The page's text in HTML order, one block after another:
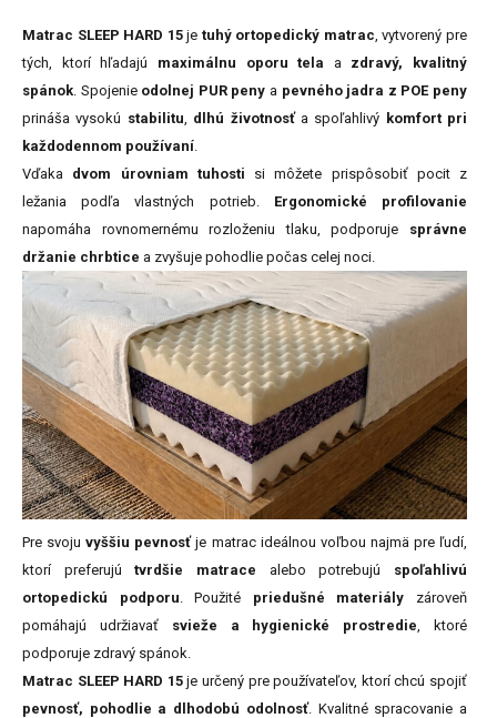
Matrac SLEEP HARD 15je tuhý ortopedický matrac , vytvorený pre
tých, ktorí hľadajú maximálnu oporu tela a zdravý, kvalitný
spánok . Spojenie odolnej PUR peny a pevného jadra z POE peny
prináša vysokú stabilitu dlhú životnosťa spoľahlivý komfort pri
každodennom používaní
Vďaka dvom úrovniam tuhosti si môžete prispôsobiť pocit z
ležania podľa vlastných potrieb. Ergonomické profilovanie
napomáha rovnomernému rozloženiu tlaku, podporuje správne
držanie chrbtice a zvyšuje pohodlie počas celej noci.
Pre svojuvyššiu pevnosťje matrac ideálnou voľbou najmä pre ľudí,
ktorí preferujútvrdšie matrace alebo potrebujú spoľahlivú
ortopedickú podporu . Použité priedušné materiály zároveň
pomáhajú udržiavať svieže a hygienické prostredie , ktoré
podporuje zdravý spánok.
Matrac SLEEP HARD 15je určený pre používateľov, ktorí chcú spojiť
pevnosť, pohodlie a dlhodobú odolnosť. Kvalitné spracovanie a